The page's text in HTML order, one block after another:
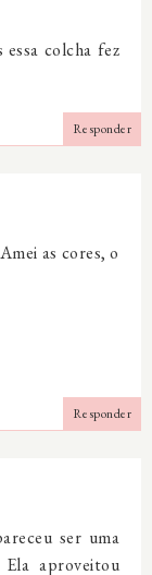
colcha fez
Responder
as cores, o
Responder
ser uma
aproveitou